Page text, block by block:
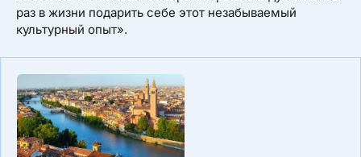
раз в жизни подарить себе этот незабываемый
культурный опыт».